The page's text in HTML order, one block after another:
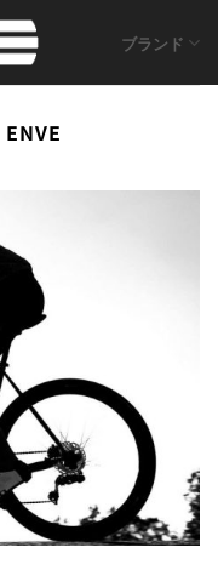
ブランド
ENVE